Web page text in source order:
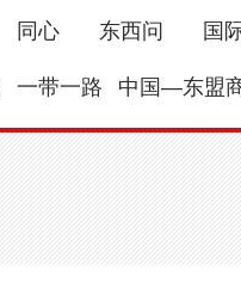
同心 东西问 国
一带一路 中国—东盟